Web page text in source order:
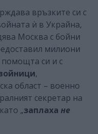
връзките си с
ѝ в Украйна,
Москва с бойни
милиони
си и с
,
област – военно
секретар на
„заплаха не